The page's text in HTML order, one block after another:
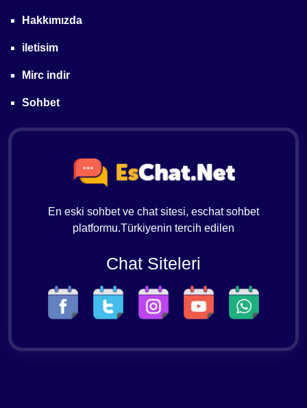
En eski sohbet ve chat sitesi, eschat sohbet
platformu.Türkiyenin tercih edilen
Chat Siteleri
Hakkımızda
iletisim
Mirc indir
Sohbet